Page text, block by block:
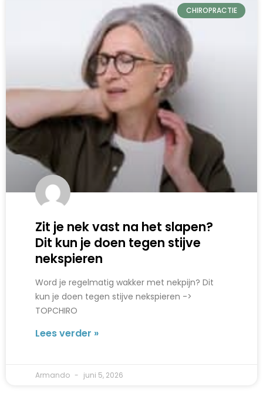
CHIROPRACTIE
Zit je nek vast na het slapen?
Dit kun je doen tegen stijve
nekspieren
Word je regelmatig wakker met nekpijn? Dit
kun je doen tegen stijve nekspieren ->
TOPCHIRO
Lees verder »
Armando juni 5, 2026